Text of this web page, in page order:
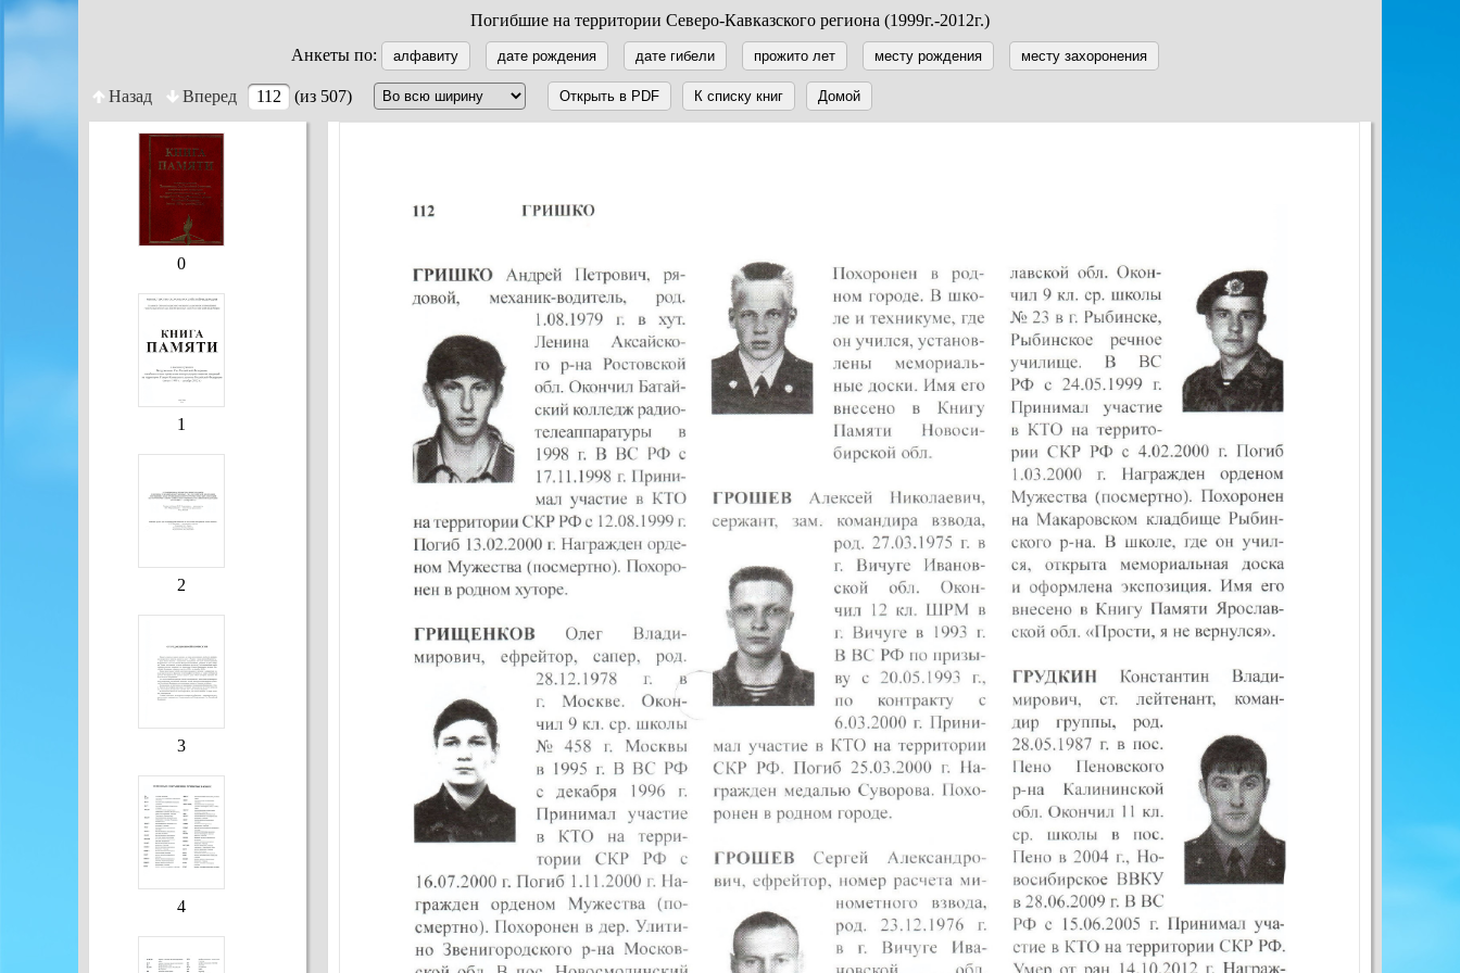
Погибшие на территории Северо-Кавказского региона (1999г.-2012г.)
Анкеты по:
алфавиту дате рождения дате гибели прожито лет месту рождения месту захоронения
Назад Вперед 112 (из 507) Открыть в PDF К списку книг Домой
0
1
2
3
4